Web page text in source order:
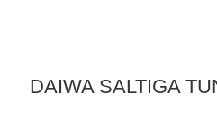
DAIWA SALTIGA